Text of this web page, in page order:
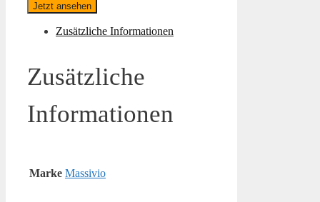
Jetzt ansehen
Zusätzliche Informationen
Zusätzliche
Informationen
Marke Massivio